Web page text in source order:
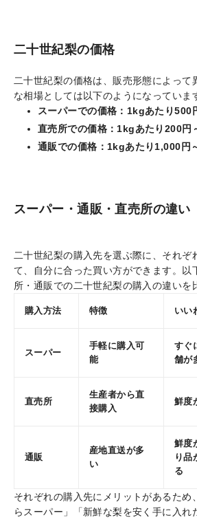
二十世紀梨の価格
二十世紀梨の価格は、販売形態によって
な相場としては以下のようになっていま
スーパーでの価格：1kgあたり500
直売所での価格：1kgあたり200円
通販での価格：1kgあたり1,000円
スーパー・通販・直売所の違い
二十世紀梨の購入先を選ぶ際に、それぞ
て、自分に合った買い方ができます。以
所・通販での二十世紀梨の購入の違いを
購入方法 特徴 いい
スーパー
手軽に購入可
能
すぐ
舗が
直売所
生産者から直
接購入
鮮度
通販
産地直送が多
い
鮮度
り品
る
それぞれの購入先にメリットがあるため
らスーパー」「新鮮な梨を安く手に入れ